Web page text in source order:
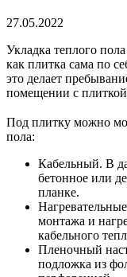
27.05.2022
Укладка теплого
как плитка сама по
это делает
помещении с
Под плитку можно
пола:
Кабельный. В
бетонное или
планке.
монтажа и
кабельного
Пленочный
подложка из